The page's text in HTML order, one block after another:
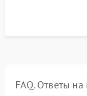
FAQ. Ответы